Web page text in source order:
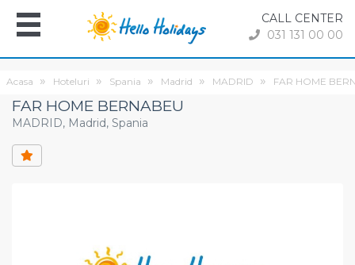
CALL CENTER
031 131 00 00
Acasa Hoteluri Spania Madrid MADRID FAR HOME
FAR HOME BERNABEU
MADRID, Madrid, Spania